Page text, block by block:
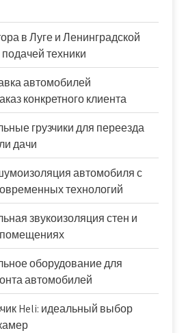
в Луге и Ленинградской
техники
автомобилей
конкретного клиента
грузчики для переезда
дачи
автомобиля с
технологий
звукоизоляция стен и
оборудование для
автомобилей
Heli: идеальный выбор